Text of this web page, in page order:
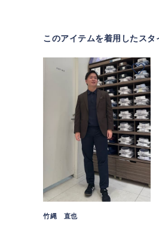
このアイテムを着用したスタ
竹縄 直也